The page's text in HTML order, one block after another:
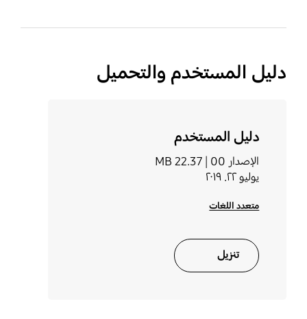
دليل المستخدم والتحميل
دليل المستخدم
الإصدار 00 |
22.37 MB
يوليو ٢٢. ٢٠١٩
متعدد اللغات
تنزيل